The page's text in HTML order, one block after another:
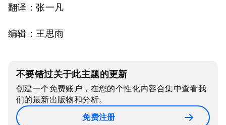
翻译：张一凡
编辑：王思雨
不要错过关于此主题的更新
创建一个免费账户，在您的个性化内容合集中查看我
们的最新出版物和分析。
免费注册